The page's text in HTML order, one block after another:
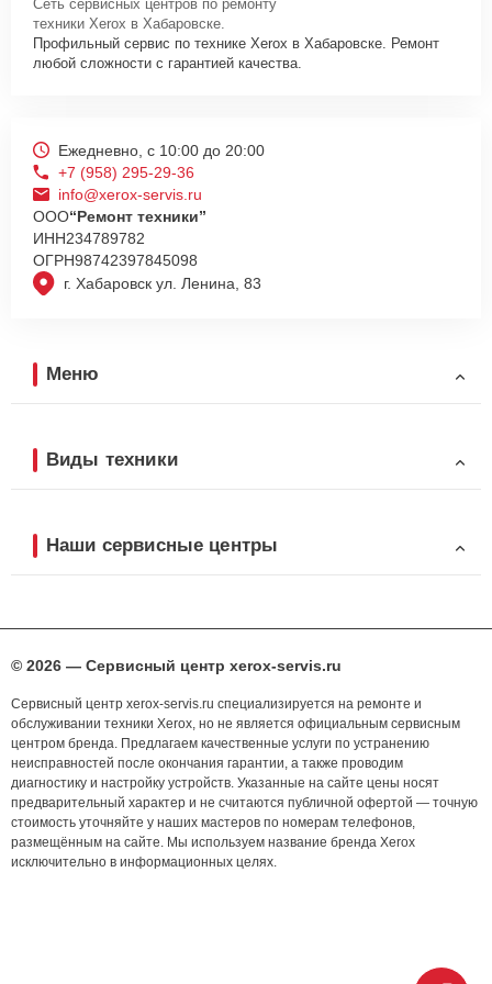
проконсультируют по всем необходимым вопросам, запишут на
диагностику, подскажут с вариантами курьерской доставки или
оформят выезд мастера в удобное время и место.
Сеть сервисных центров по ремонту
техники Xerox в Хабаровске.
Профильный сервис по технике Xerox в Хабаровске. Ремонт
любой сложности с гарантией качества.
г. Хабаровск ул. Ленина, 83
Ежедневно, с 10:00 до 20:00
+7 (958) 295-29-36
info@xerox-servis.ru
ООО“Ремонт техники”
ИНН234789782
ОГРН98742397845098
Меню
Виды техники
Наши сервисные центры
© 2026 — Сервисный центр xerox-servis.ru
Сервисный центр xerox-servis.ru специализируется на ремонте и
обслуживании техники Xerox, но не является официальным сервисным
центром бренда. Предлагаем качественные услуги по устранению
неисправностей после окончания гарантии, а также проводим
диагностику и настройку устройств. Указанные на сайте цены носят
предварительный характер и не считаются публичной офертой — точную
стоимость уточняйте у наших мастеров по номерам телефонов,
размещённым на сайте. Мы используем название бренда Xerox
исключительно в информационных целях.